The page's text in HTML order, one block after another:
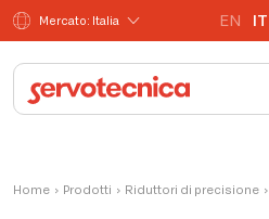
Mercato: Italia EN IT
Home › Prodotti › Riduttori di precisione ›